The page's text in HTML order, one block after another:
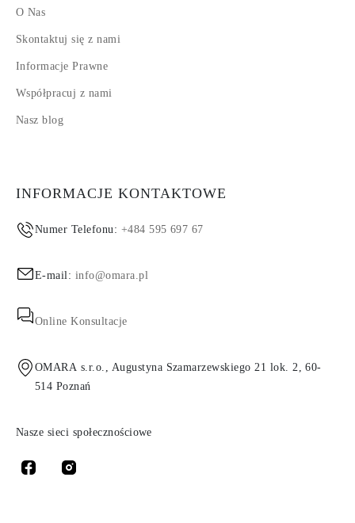
O Nas
Skontaktuj się z nami
Informacje Prawne
Współpracuj z nami
Nasz blog
INFORMACJE KONTAKTOWE
Numer Telefonu: +484 595 697 67
E-mail: info@omara.pl
Online Konsultacje
OMARA s.r.o., Augustyna Szamarzewskiego 21 lok. 2, 60-
514 Poznań
Nasze sieci społecznościowe